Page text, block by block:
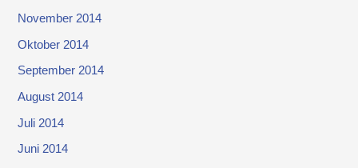
November 2014
Oktober 2014
September 2014
August 2014
Juli 2014
Juni 2014